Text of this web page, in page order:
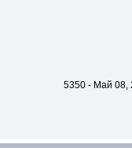
5350 - Май 08,